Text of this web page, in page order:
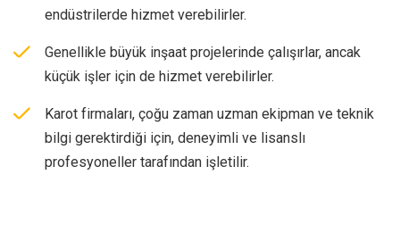
endüstrilerde hizmet verebilirler.
Genellikle büyük inşaat projelerinde çalışırlar, ancak
küçük işler için de hizmet verebilirler.
Karot firmaları, çoğu zaman uzman ekipman ve teknik
bilgi gerektirdiği için, deneyimli ve lisanslı
profesyoneller tarafından işletilir.